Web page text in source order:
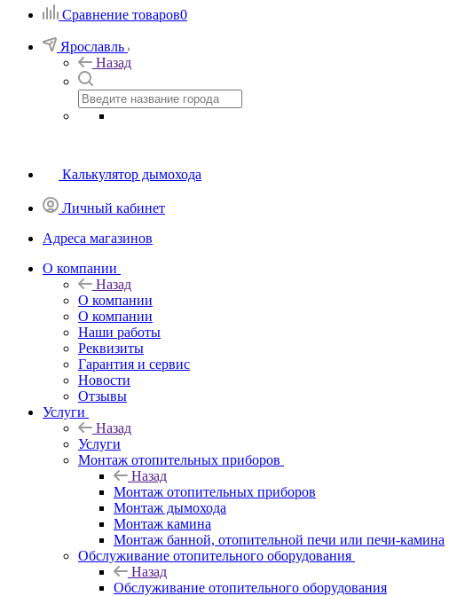
Сравнение товаров0
Ярославль
Назад
Калькулятор дымохода
Личный кабинет
Адреса магазинов
O компании
Назад
O компании
О компании
Наши работы
Реквизиты
Гарантия и сервис
Новости
Отзывы
Услуги
Назад
Услуги
Монтаж отопительных приборов
Назад
Монтаж отопительных приборов
Монтаж дымохода
Монтаж камина
Монтаж банной, отопительной печи или печи-камина
Обслуживание отопительного оборудования
Назад
Обслуживание отопительного оборудования